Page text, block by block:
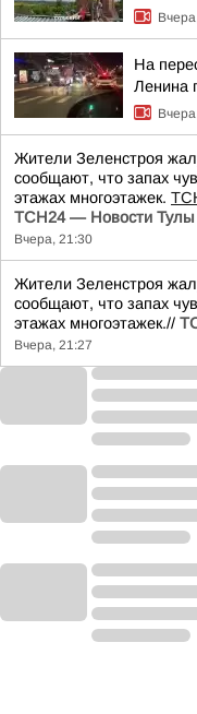
На
Ленина
Жители Зеленстроя
сообщают, что запах
этажах многоэтажек.
ТСН24 — Новости Тулы
Вчера, 21:30
Жители Зеленстроя
сообщают, что запах
этажах многоэтажек.//
Вчера, 21:27